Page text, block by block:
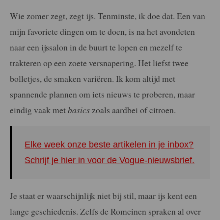
Wie zomer zegt, zegt ijs. Tenminste, ik doe dat. Een van
mijn favoriete dingen om te doen, is na het avondeten
naar een ijssalon in de buurt te lopen en mezelf te
trakteren op een zoete versnapering. Het liefst twee
bolletjes, de smaken variëren. Ik kom altijd met
spannende plannen om iets nieuws te proberen, maar
eindig vaak metbasics zoals aardbei of citroen.
Elke week onze beste artikelen in je inbox?
Schrijf je hier in voor de Vogue-nieuwsbrief.
Je staat er waarschijnlijk niet bij stil, maar ijs kent een
lange geschiedenis. Zelfs de Romeinen spraken al over